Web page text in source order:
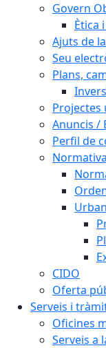
Govern
Ètica
Ajuts de
Seu
Plans,
Projectes
Anuncis /
Perfil de
CIDO
Oferta
Serveis i
Oficines
Serveis a